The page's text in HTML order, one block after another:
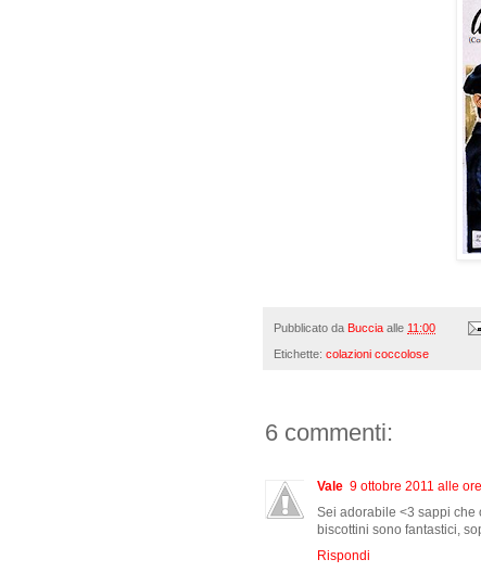
Pubblicato da Buccia alle 11:00
Etichette: colazioni coccolose
6 commenti:
Vale 9 ottobre 2011 alle
Sei adorabile <3 sappi che
biscottini sono fantastici,
Rispondi